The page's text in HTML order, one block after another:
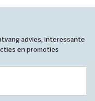
advies, interessante
en promoties